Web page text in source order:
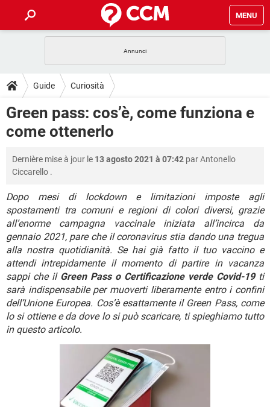
MENU
INTRATTENIMENTO
iOS WINDOWS 10
INSTAGRAM
HARDWARE
GUIDE
COVID-19
INTRATTENIMENTO ANDROID
INSTAGRAM WHATSAPP
HARDWARE
DOWNLOAD
COVID-19
iOS
INSTAGRAM WHATSAPP
TIKTOK FACEBOOK
HARDWARE
FORUM
COVID-19 GAMING
iOS WINDOWS 10
INSTAGRAM WHATSAPP
TIKTOK FACEBOOK
HARDWARE
GLOSSARIO
COVID-19 GAMING
INTRATTENIMENTO ANDROID
iOS WINDOWS 10
INSTAGRAM WHATSAPP
TIKTOK FACEBOOK
HARDWARE
Guide Curiosità
Green pass: cos’è, come funziona e
come ottenerlo
Dernière mise à jour le 13 agosto 2021 à 07:42 parAntonello
Ciccarello .
Dopo mesi di lockdown e limitazioni imposte agli
spostamenti tra comuni e regioni di colori diversi, grazie
all’enorme campagna vaccinale iniziata all’incirca da
gennaio 2021, pare che il coronavirus stia dando una tregua
alla nostra quotidianità. Se hai già fatto il tuo vaccino e
attendi intrepidamente il momento di partire in vacanza
sappi che il Green Pass o Certificazione verde Covid-19ti
sarà indispensabile per muoverti liberamente entro i confini
dell’Unione Europea. Cos’è esattamente il Green Pass, come
lo si ottiene e da dove lo si può scaricare, ti spieghiamo tutto
in questo articolo.